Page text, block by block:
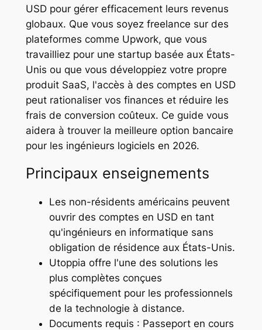
USD pour gérer efficacement leurs revenus
globaux. Que vous soyez freelance sur des
plateformes comme Upwork, que vous
travailliez pour une startup basée aux États-
Unis ou que vous développiez votre propre
produit SaaS, l'accès à des comptes en USD
peut rationaliser vos finances et réduire les
frais de conversion coûteux. Ce guide vous
aidera à trouver la meilleure option bancaire
pour les ingénieurs logiciels en 2026.
Principaux enseignements
Les non-résidents américains peuvent
ouvrir des comptes en USD en tant
qu'ingénieurs en informatique sans
obligation de résidence aux États-Unis.
Utoppia offre l'une des solutions les
plus complètes conçues
spécifiquement pour les professionnels
de la technologie à distance.
Documents requis : Passeport en cours